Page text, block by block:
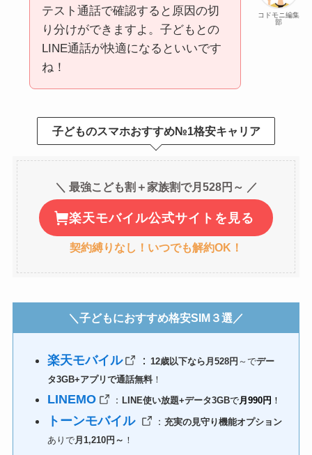
コドモニ編集
部
テスト通話で確認すると原因の切
り分けができますよ。子どもとの
LINE通話が快適になるといいです
ね！
子どものスマホおすすめ№1格安キャリア
＼ 最強こども割＋家族割で月528円～ ／
楽天モバイル公式サイトを見る
契約縛りなし！いつでも解約OK！
＼子どもにおすすめ格安SIM３選／
楽天モバイル ： 12歳以下なら月528円 ～でデー
タ3GB+アプリで通話無料！
LINEMO ： LINE使い放題+データ3GBで月990円 ！
トーンモバイル ： 充実の見守り機能オプション
ありで月1,210円～ ！